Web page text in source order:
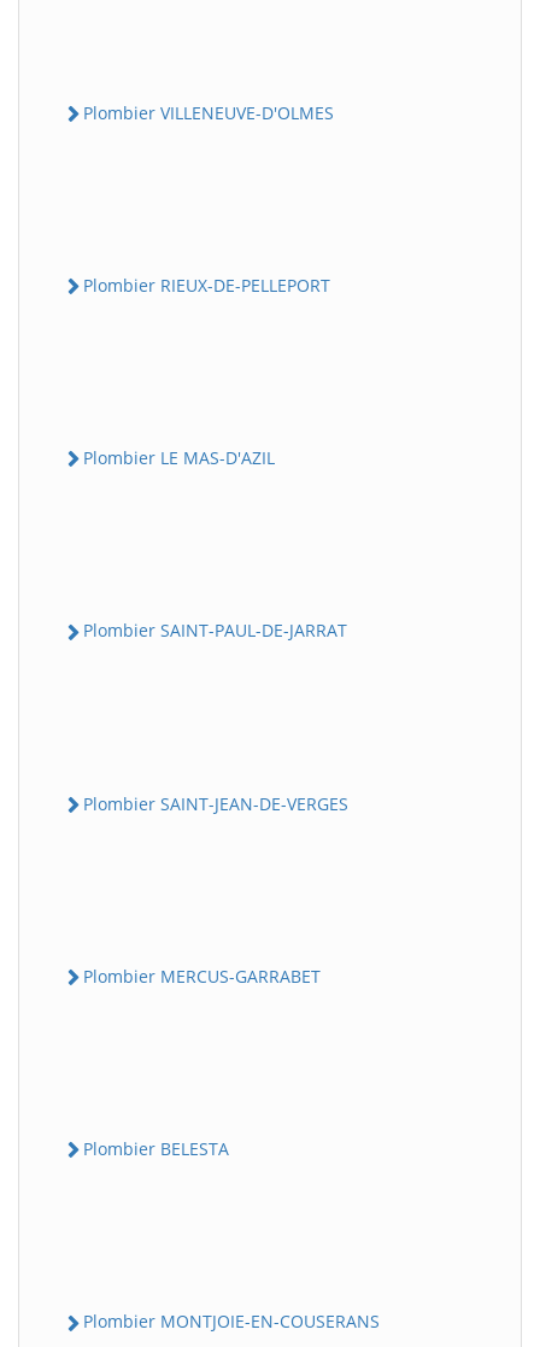
Plombier VILLENEUVE-D'OLMES
Plombier RIEUX-DE-PELLEPORT
Plombier LE MAS-D'AZIL
Plombier SAINT-PAUL-DE-JARRAT
Plombier SAINT-JEAN-DE-VERGES
Plombier MERCUS-GARRABET
Plombier BELESTA
Plombier MONTJOIE-EN-COUSERANS